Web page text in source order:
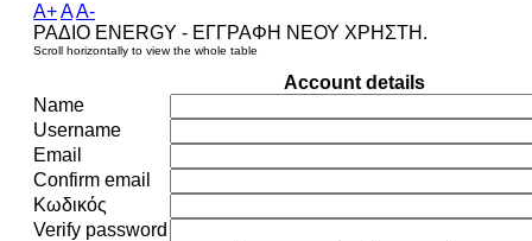
A+AA-
ΡΑΔΙΟ ENERGY - ΕΓΓΡΑΦΗ ΝΕΟΥ ΧΡΗΣΤΗ.
Account details
Name
Username
Email
Confirm email
Κωδικός
Verify password